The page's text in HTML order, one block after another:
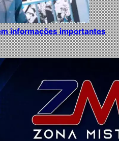
informações importantes